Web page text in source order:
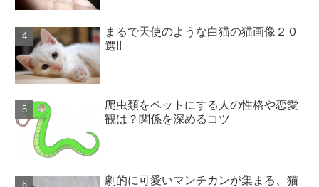
まるで天使のような白猫の猫画像２０
選!!
爬虫類をペットにする人の性格や恋愛
観は？関係を深めるコツ
劇的に可愛いマンチカンが集まる、猫